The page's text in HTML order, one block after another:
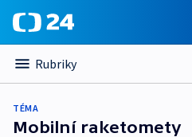
Rubriky
TÉMA
Mobilní raketomety